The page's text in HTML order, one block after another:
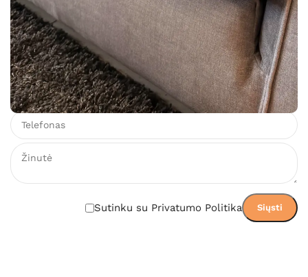
Įsiminti
Teirautis dėl prekės
Sutinku su Privatumo Politika